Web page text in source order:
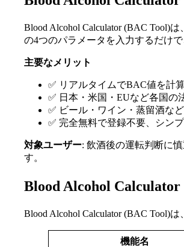
Blood Alcohol Calculator (BAC Tool)
の4つのパラメータを入力するだけ
主要なメリット
✅ リアルタイムでBAC値を計
✅ 日本・米国・EUなど各国の
✅ ビール・ワイン・蒸留酒な
✅ 完全無料で登録不要、シン
対象ユーザー: 飲酒後の運転判断に
す。
Blood Alcohol
Blood Alcohol Calculator (BAC Tool)
機能名